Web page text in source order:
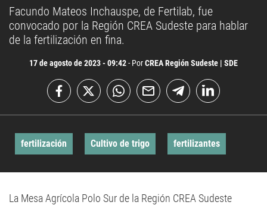
Facundo Mateos Inchauspe, de Fertilab, fue
convocado por la Región CREA Sudeste para hablar
de la fertilización en fina.
17 de agosto de 2023 - 09:42- PorCREA Región Sudeste | SDE
fertilización Cultivo de trigo fertilizantes
La Mesa Agrícola Polo Sur de la Región CREA Sudeste